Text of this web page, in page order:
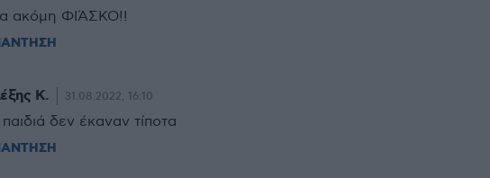
ακόμη ΦΙΆΣΚΟ!!
Κ. 31.08.2022, 16:10
δεν έκαναν τίποτα